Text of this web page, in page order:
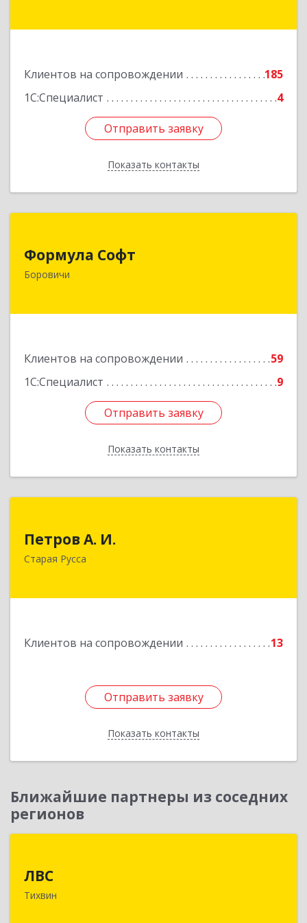
Клиентов на сопровождении
185
1С:Специалист
4
Отправить заявку
Показать контакты
Подробнее
Отправить заявку
Назад
Формула Софт
Боровичи
Клиентов на сопровождении
59
1С:Специалист
9
Отправить заявку
Показать контакты
174411, Новгородская обл, Боровичский р-н,
Боровичи г, Международная ул, дом № 6
Подробнее
Отправить заявку
Назад
Петров А. И.
Старая Русса
Клиентов на сопровождении 13
Отправить заявку
Показать контакты
Отправить заявку
Назад
Ближайшие партнеры из соседних
регионов
ЛВС
Тихвин